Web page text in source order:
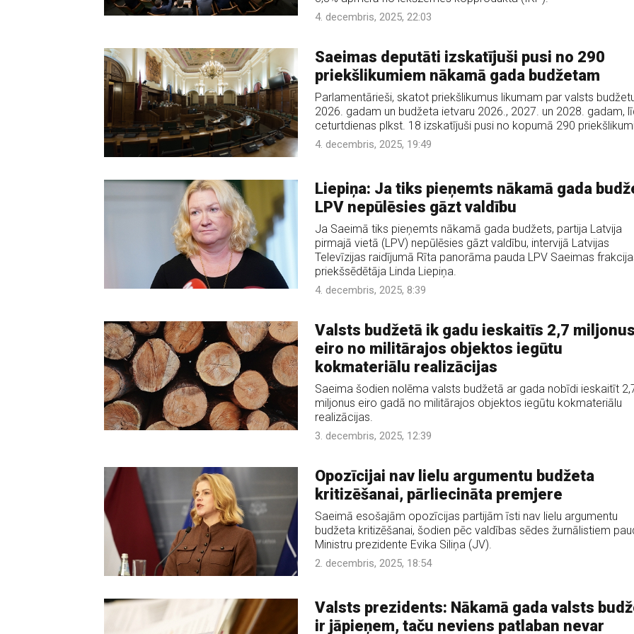
4. decembris, 2025, 22:03
Saeimas deputāti izskatījuši pusi no 290
priekšlikumiem nākamā gada budžetam
Parlamentārieši, skatot priekšlikumus likumam par valsts
2026. gadam un budžeta ietvaru 2026., 2027. un 2028. gadam,
ceturtdienas plkst. 18 izskatījuši pusi no kopumā 290
4. decembris, 2025, 19:49
Liepiņa: Ja tiks pieņemts nākamā gada
LPV nepūlēsies gāzt valdību
Ja Saeimā tiks pieņemts nākamā gada budžets, partija Latvija
pirmajā vietā (LPV) nepūlēsies gāzt valdību, intervijā Latvijas
Televīzijas raidījumā Rīta panorāma pauda LPV Saeimas
priekšsēdētāja Linda Liepiņa.
4. decembris, 2025, 8:39
Valsts budžetā ik gadu ieskaitīs 2,7 miljonus
eiro no militārajos objektos iegūtu
kokmateriālu realizācijas
Saeima šodien nolēma valsts budžetā ar gada nobīdi ieskaitīt
miljonus eiro gadā no militārajos objektos iegūtu kokmateriālu
realizācijas.
3. decembris, 2025, 12:39
Opozīcijai nav lielu argumentu budžeta
kritizēšanai, pārliecināta premjere
Saeimā esošajām opozīcijas partijām īsti nav lielu argumentu
budžeta kritizēšanai, šodien pēc valdības sēdes žurnālistiem
Ministru prezidente Evika Siliņa (JV).
2. decembris, 2025, 18:54
Valsts prezidents: Nākamā gada valsts
ir jāpieņem, taču neviens patlaban nevar